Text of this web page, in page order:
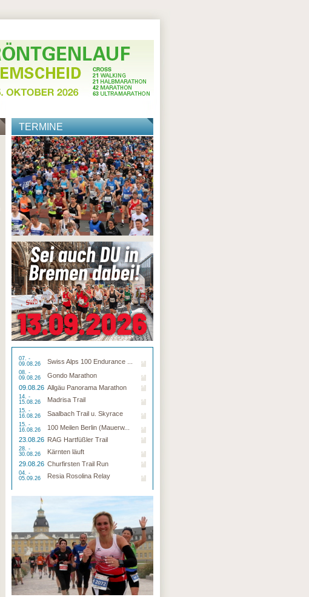
TERMINE
07. -
09.08.26
Swiss Alps 100 Endurance ...
08. -
09.08.26
Gondo Marathon
09.08.26 Allgäu Panorama Marathon
14. -
15.08.26
Madrisa Trail
15. -
16.08.26
Saalbach Trail u. Skyrace
15. -
16.08.26
100 Meilen Berlin (Mauerw...
23.08.26 RAG Hartfüßler Trail
28. -
30.08.26
Kärnten läuft
29.08.26 Churfirsten Trail Run
04. -
05.09.26
Resia Rosolina Relay